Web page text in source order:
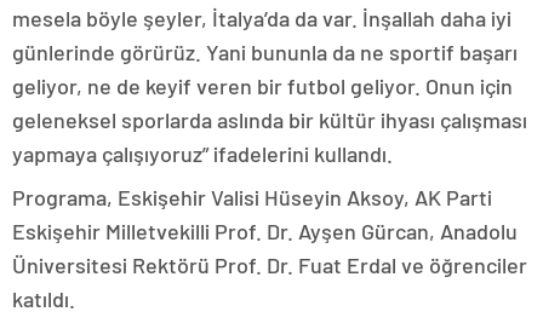
mesela böyle şeyler, İtalya’da da var. İnşallah daha iyi
günlerinde görürüz. Yani bununla da ne sportif başarı
geliyor, ne de keyif veren bir futbol geliyor. Onun için
geleneksel sporlarda aslında bir kültür ihyası çalışması
yapmaya çalışıyoruz” ifadelerini kullandı.
Programa, Eskişehir Valisi Hüseyin Aksoy, AK Parti
Eskişehir Milletvekilli Prof. Dr. Ayşen Gürcan, Anadolu
Üniversitesi Rektörü Prof. Dr. Fuat Erdal ve öğrenciler
katıldı.